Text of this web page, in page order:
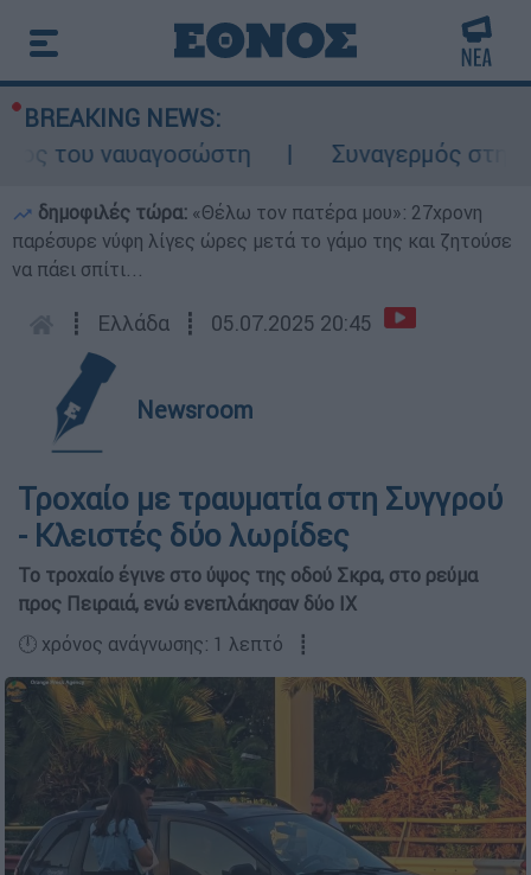
BREAKING NEWS:
του ναυαγοσώστη
Συναγερμός στην
δημοφιλές τώρα: «Θέλω τον πατέρα μου»: 27χρονη
παρέσυρε νύφη λίγες ώρες μετά το γάμο της και ζητούσε
να πάει σπίτι...
┋ Ελλάδα ┋ 05.07.2025 20:45
Newsroom
Τροχαίο με τραυματία στη Συγγρού
- Κλειστές δύο λωρίδες
Το τροχαίο έγινε στο ύψος της οδού Σκρα, στο ρεύμα
προς Πειραιά, ενώ ενεπλάκησαν δύο ΙΧ
🕛 χρόνος ανάγνωσης: 1 λεπτό ┋